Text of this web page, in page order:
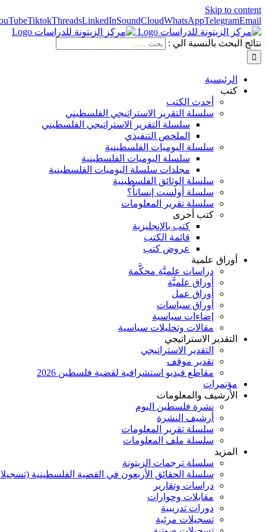
Skip to content
TiktokThreadsLinkedInSoundCloudWhatsAppTelegramEmail
نتائج البحث بالنسبة الي :
الرئيسية
كتب
أحدث الكتب
سلسلة التقرير الاستراتيجي الفلسطيني
سلسلة التقرير الاستراتيجي الفلسطيني
الملخص التنفيذي
سلسلة اليوميات الفلسطينية
سلسلة اليوميات الفلسطينية
مجلدات سلسلة اليوميات الفلسطينية
سلسلة الوثائق الفلسطينية
سلسلة أولست إنساناً؟
سلسلة تقرير المعلومات
كتب أخرى
كتب بالإنجليزية
قائمة الكتب
عروض كتب
أوراق علمية
دراسات علميَّة محكَّمة
أوراق علميَّة
أوراق عمل
أوراق سياسات
إضاءات سياسية
مقالات وتحليلات سياسية
التقدير الاستراتيجي
التقدير الاستراتيجي
تقدير موقف
مقاطع فيديو استشرافية لقضية فلسطين 2026
مؤتمرات
الأرشيف والمعلومات
نشرة فلسطين اليوم
أرشيف النشرة
سلسلة تقرير المعلومات
سلسلة ملف المعلومات
المزيد
سلسلة ترجمات الزيتونة
سلسلة الحقائق الأربعون في القضية الفلسطينية
دراسات وتقارير
مقابلات وحوارات
دورات تدريبية
تسجيلات مرئية